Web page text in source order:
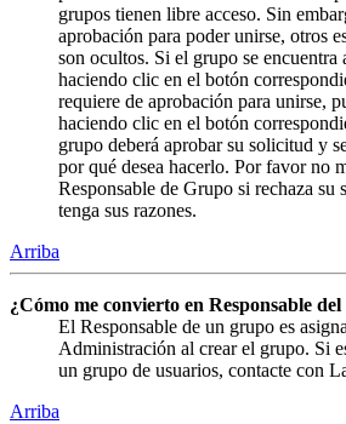
grupos tienen libre acceso. Sin
aprobación para poder unirse, otros
son ocultos. Si el grupo se encuentra
haciendo clic en el botón
requiere de aprobación para unirse,
haciendo clic en el botón
grupo deberá aprobar su solicitud y
por qué desea hacerlo. Por favor no
Responsable de Grupo si rechaza su
tenga sus razones.
Arriba
¿Cómo me convierto en Responsable
El Responsable de un grupo es
Administración al crear el grupo. Si
un grupo de usuarios, contacte con
Arriba